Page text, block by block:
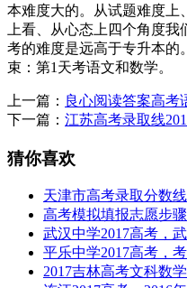
本难度大的。从试题难度上
上看、从心态上四个角度
考的难度是远高于专升本的
束：第1天考语文和数学。
上一篇： 良心阅读答案高考
下一篇： 江苏高考录取线
猜你喜欢
天津市高考录取分数
高考模拟填报志愿步
武汉中学2017高考，
平乐中学2017高考，
2017吉林高考文科数